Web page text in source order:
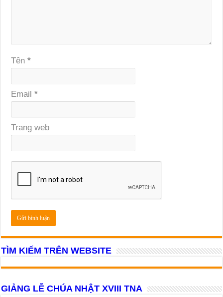
Tên*
Email*
Trang web
TÌM KIẾM TRÊN WEBSITE
GIẢNG LỄ CHÚA NHẬT XVIII TNA